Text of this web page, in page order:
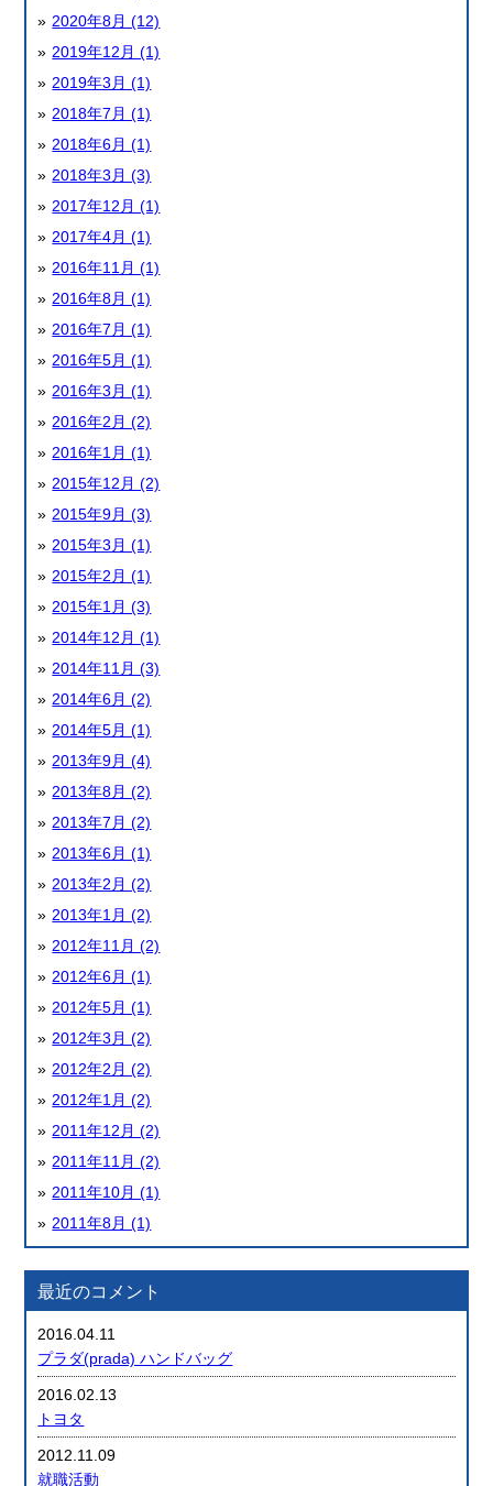
2020年8月 (12)
2019年12月 (1)
2019年3月 (1)
2018年7月 (1)
2018年6月 (1)
2018年3月 (3)
2017年12月 (1)
2017年4月 (1)
2016年11月 (1)
2016年8月 (1)
2016年7月 (1)
2016年5月 (1)
2016年3月 (1)
2016年2月 (2)
2016年1月 (1)
2015年12月 (2)
2015年9月 (3)
2015年3月 (1)
2015年2月 (1)
2015年1月 (3)
2014年12月 (1)
2014年11月 (3)
2014年6月 (2)
2014年5月 (1)
2013年9月 (4)
2013年8月 (2)
2013年7月 (2)
2013年6月 (1)
2013年2月 (2)
2013年1月 (2)
2012年11月 (2)
2012年6月 (1)
2012年5月 (1)
2012年3月 (2)
2012年2月 (2)
2012年1月 (2)
2011年12月 (2)
2011年11月 (2)
2011年10月 (1)
2011年8月 (1)
最近のコメント
2016.04.11
プラダ(prada) ハンドバッグ
2016.02.13
トヨタ
2012.11.09
就職活動